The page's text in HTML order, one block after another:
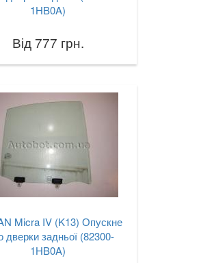
1HB0A)
Від 777 грн.
Micra IV (K13) Опускне
дверки задньої (82300-
1HB0A)